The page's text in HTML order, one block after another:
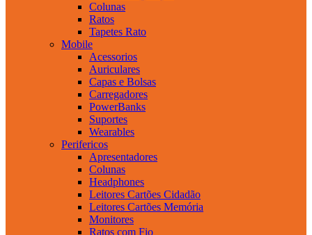
Colunas
Ratos
Tapetes Rato
Mobile
Acessorios
Auriculares
Capas e Bolsas
Carregadores
PowerBanks
Suportes
Wearables
Perifericos
Apresentadores
Colunas
Headphones
Leitores Cartões Cidadão
Leitores Cartões Memória
Monitores
Ratos com Fio